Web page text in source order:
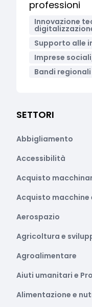
professioni
Innovazione
Supporto alle
Imprese
Bandi
SETTORI
Abbigliamento
Accessibilità
Acquisto
Acquisto
Aerospazio
Agricoltura e
Agroalimentare
Aiuti umanitari e
Alimentazione e